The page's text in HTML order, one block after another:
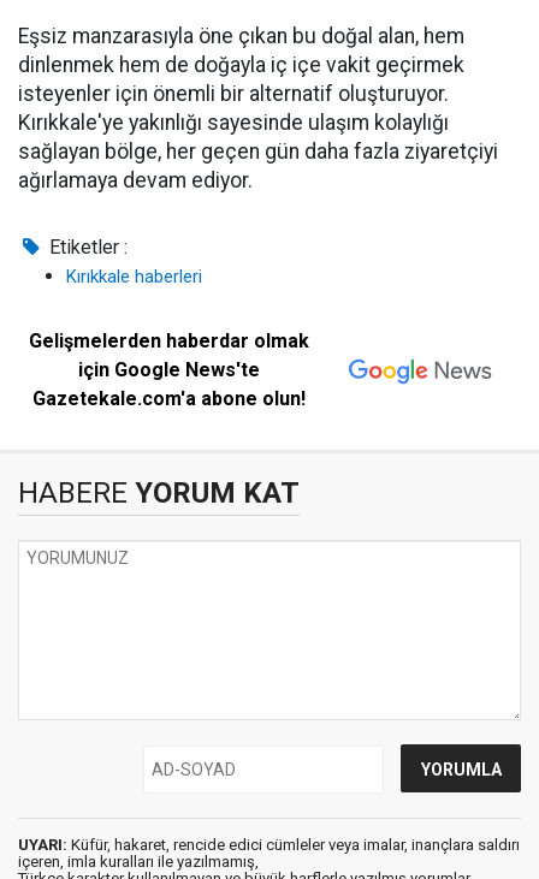
Eşsiz manzarasıyla öne çıkan bu doğal alan, hem
dinlenmek hem de doğayla iç içe vakit geçirmek
isteyenler için önemli bir alternatif oluşturuyor.
Kırıkkale'ye yakınlığı sayesinde ulaşım kolaylığı
sağlayan bölge, her geçen gün daha fazla ziyaretçiyi
ağırlamaya devam ediyor.
Etiketler :
Kırıkkale haberleri
Gelişmelerden haberdar olmak
için Google News'te
Gazetekale.com'a abone olun!
HABERE YORUM KAT
UYARI: Küfür, hakaret, rencide edici cümleler veya imalar, inançlara saldırı
içeren, imla kuralları ile yazılmamış,